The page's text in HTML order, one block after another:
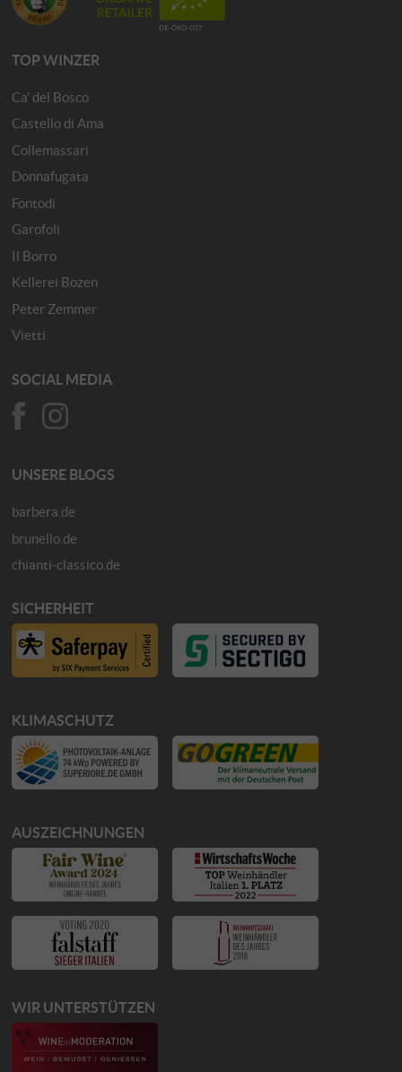
TOP WINZER
Ca' del Bosco
Castello di Ama
Collemassari
Donnafugata
Fontodi
Garofoli
Il Borro
Kellerei Bozen
Peter Zemmer
Vietti
SOCIAL MEDIA
UNSERE BLOGS
barbera.de
brunello.de
chianti-classico.de
SICHERHEIT
KLIMASCHUTZ
AUSZEICHNUNGEN
WIR UNTERSTÜTZEN